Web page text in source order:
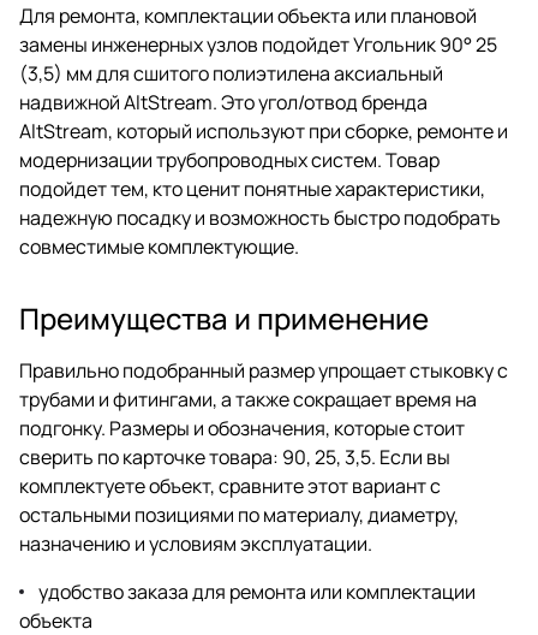
Для ремонта, комплектации объекта или плановой
замены инженерных узлов подойдет Угольник 90° 25
(3,5) мм для сшитого полиэтилена аксиальный
надвижной AltStream. Это угол/отвод бренда
AltStream, который используют при сборке, ремонте и
модернизации трубопроводных систем. Товар
подойдет тем, кто ценит понятные характеристики,
надежную посадку и возможность быстро подобрать
совместимые комплектующие.
Преимущества и применение
Правильно подобранный размер упрощает стыковку с
трубами и фитингами, а также сокращает время на
подгонку. Размеры и обозначения, которые стоит
сверить по карточке товара: 90, 25, 3,5. Если вы
комплектуете объект, сравните этот вариант с
остальными позициями по материалу, диаметру,
назначению и условиям эксплуатации.
удобство заказа для ремонта или комплектации
объекта